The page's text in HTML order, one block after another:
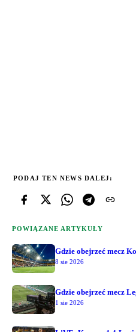
PODAJ TEN NEWS DALEJ:
POWIĄZANE ARTYKUŁY
Gdzie obejrzeć mecz
8 sie 2026
Gdzie obejrzeć mecz
1 sie 2026